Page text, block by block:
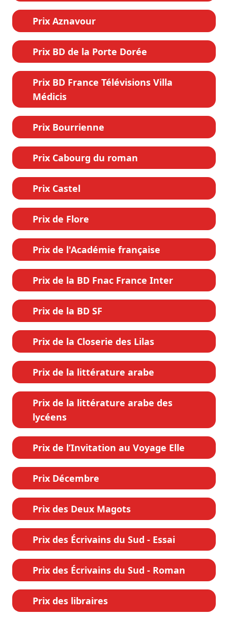
Prix Aznavour
Prix BD de la Porte Dorée
Prix BD France Télévisions Villa
Médicis
Prix Bourrienne
Prix Cabourg du roman
Prix Castel
Prix de Flore
Prix de l'Académie française
Prix de la BD Fnac France Inter
Prix de la BD SF
Prix de la Closerie des Lilas
Prix de la littérature arabe
Prix de la littérature arabe des
lycéens
Prix de l’Invitation au Voyage Elle
Prix Décembre
Prix des Deux Magots
Prix des Écrivains du Sud - Essai
Prix des Écrivains du Sud - Roman
Prix des libraires